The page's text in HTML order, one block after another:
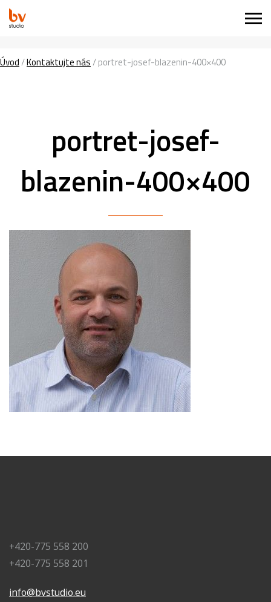
Úvod/Kontaktujte nás/portret-josef-blazenin-400×400
portret-josef-
blazenin-400×400
+420-775 558 200
+420-775 558 201
info@bvstudio.eu